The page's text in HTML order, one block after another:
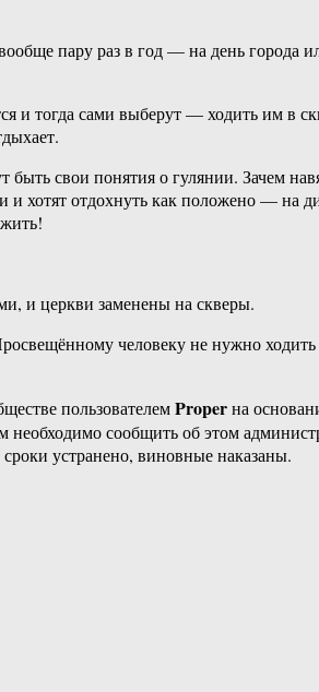
пару раз в год — на день
и тогда сами выберут — ходить им
быть свои понятия о гулянии. Зачем
хотят отдохнуть как положено — на
и церкви заменены на скверы.
человеку не нужно
пользователемProperна
сообщить об этом
устранено, виновные наказаны.